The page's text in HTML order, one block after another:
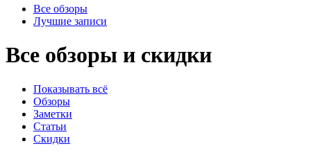
Все обзоры
Лучшие записи
Все обзоры и скидки
Показывать всё
Обзоры
Заметки
Статьи
Скидки